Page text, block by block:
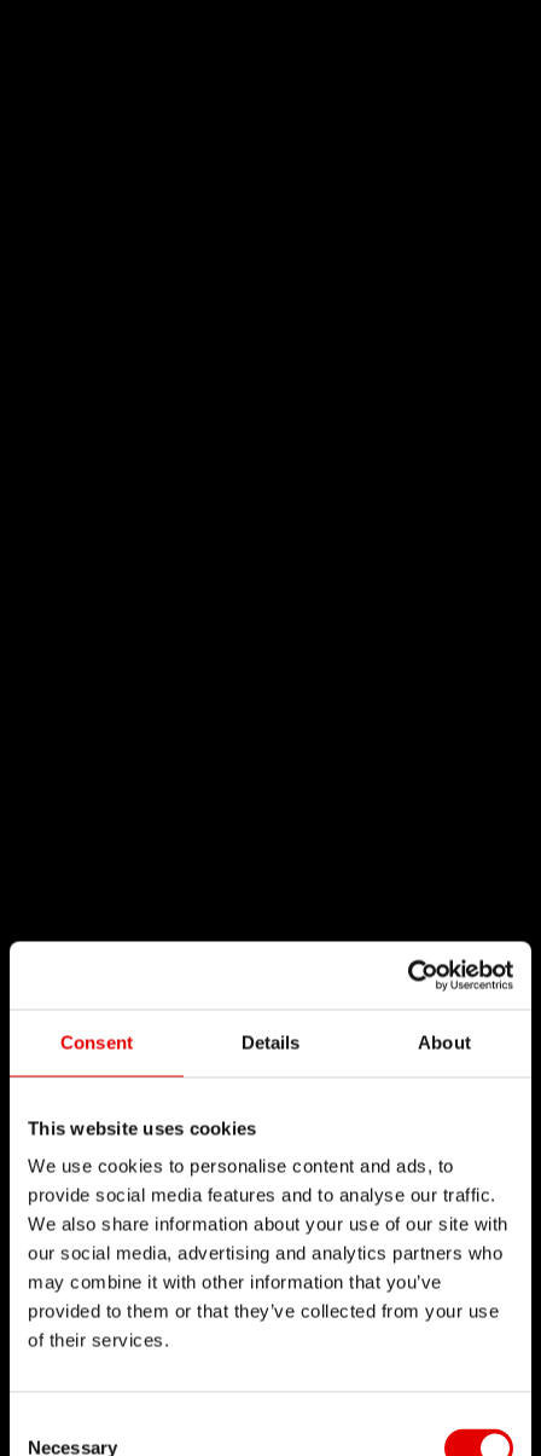
Consent Details About
This website uses cookies
We use cookies to personalise content and ads, to
provide social media features and to analyse our traffic.
We also share information about your use of our site with
our social media, advertising and analytics partners who
may combine it with other information that you’ve
provided to them or that they’ve collected from your use
of their services.
Necessary